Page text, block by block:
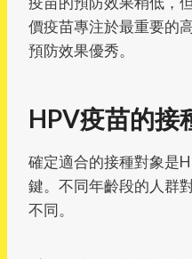
價疫苗專注於最重要的
預防效果優秀。
HPV疫苗的接
確定適合的接種對象是
鍵。不同年齡段的人群
不同。